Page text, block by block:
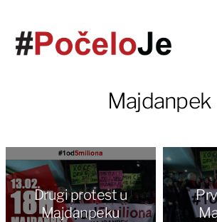
Majdanpek
Drugi protest u
Majdanpeku